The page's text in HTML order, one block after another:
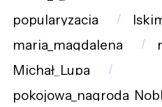
popularyzacja
maria_magdalena
Michał_Lupa